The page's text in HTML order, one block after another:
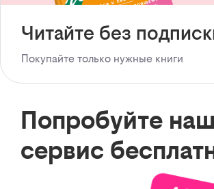
Читайте без
Покупайте только нужные книги
Попробуйте наш
сервис